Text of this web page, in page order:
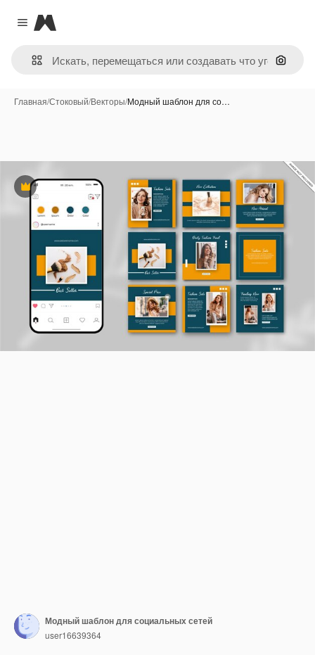
Close menu
Magnific
Поиск
Главная/Стоковый/Векторы/Модный шаблон для со…
Премиум
Модный шаблон для социальных сетей
user16639364